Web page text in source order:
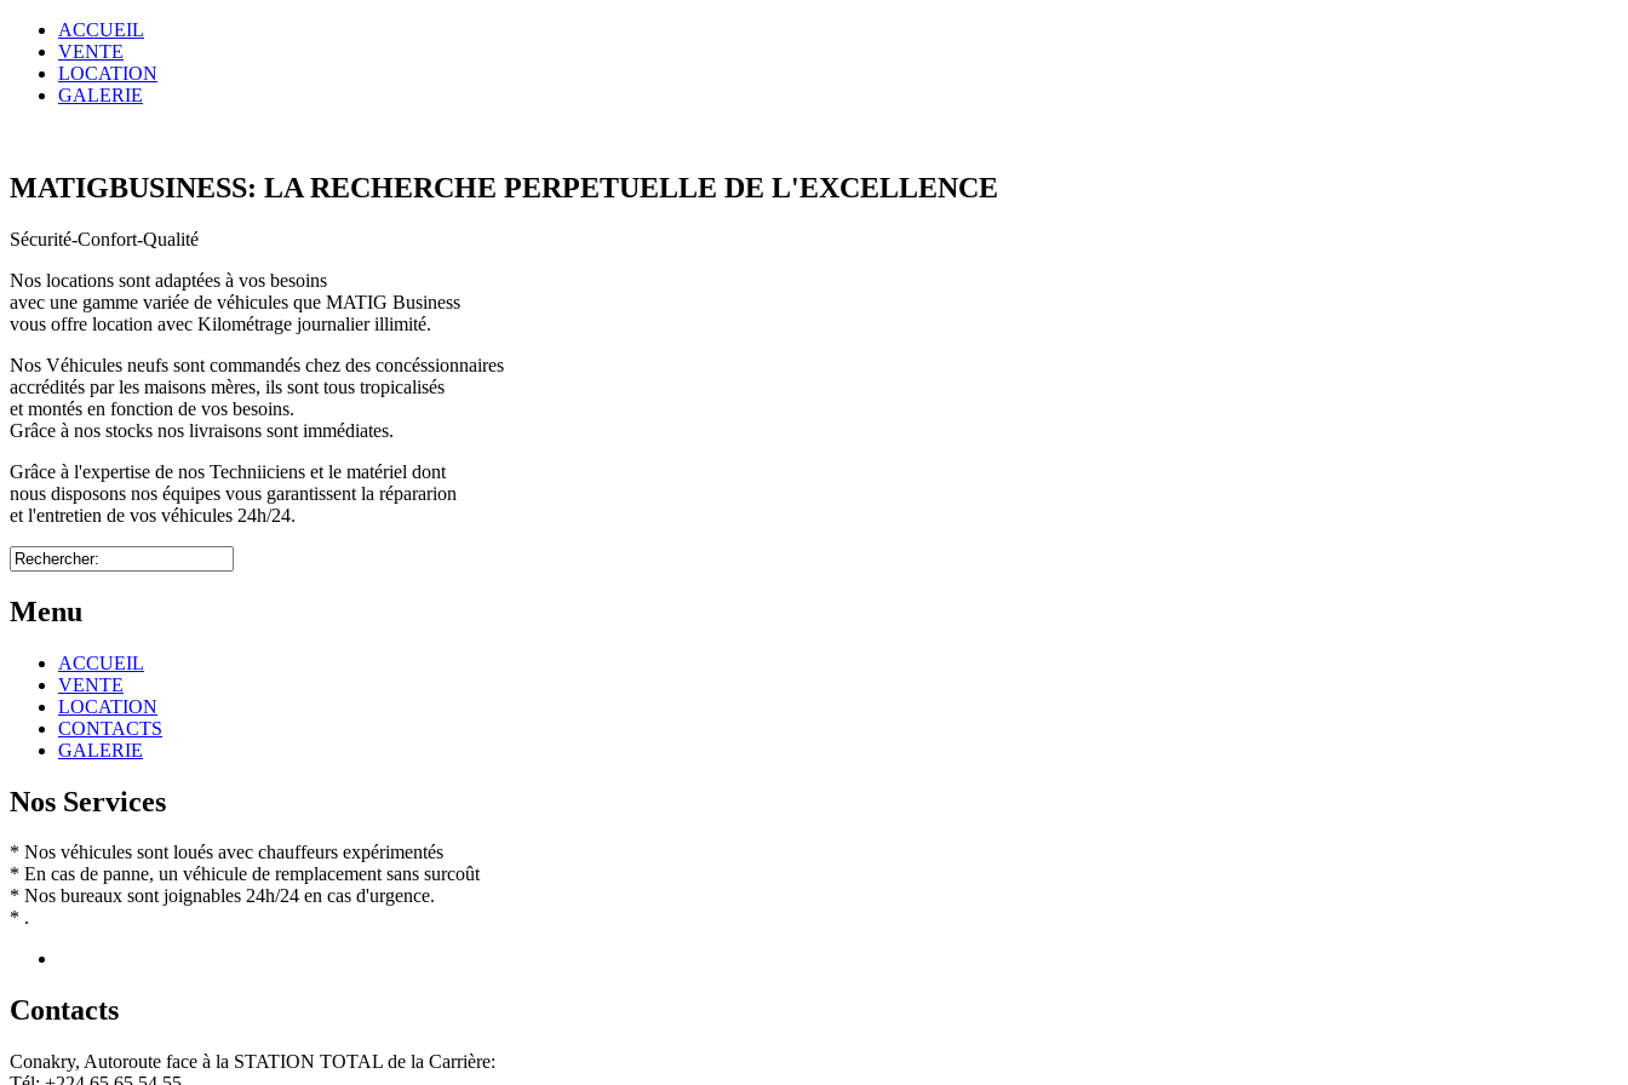
ACCUEIL
VENTE
LOCATION
GALERIE
MATIGBUSINESS: LA RECHERCHE PERPETUELLE DE L'EXCELLENCE
Sécurité-Confort-Qualité
Nos locations sont adaptées à vos besoins
avec une gamme variée de véhicules que MATIG Business
vous offre location avec Kilométrage journalier illimité.
Nos Véhicules neufs sont commandés chez des concéssionnaires
accrédités par les maisons mères, ils sont tous tropicalisés
et montés en fonction de vos besoins.
Grâce à nos stocks nos livraisons sont immédiates.
Grâce à l'expertise de nos Techniiciens et le matériel dont
nous disposons nos équipes vous garantissent la répararion
et l'entretien de vos véhicules 24h/24.
Menu
ACCUEIL
VENTE
LOCATION
CONTACTS
GALERIE
Nos Services
* Nos véhicules sont loués avec chauffeurs expérimentés
* En cas de panne, un véhicule de remplacement sans surcoût
* Nos bureaux sont joignables 24h/24 en cas d'urgence.
* .
Contacts
Conakry, Autoroute face à la STATION TOTAL de la Carrière: